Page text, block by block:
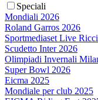
Speciali
Mondiali 2026
Roland Garros 2026
Sportmediaset Live
Scudetto Inter 2026
Olimpiadi Invernali
Super Bowl 2026
Eicma 2025
Mondiale per club 2025